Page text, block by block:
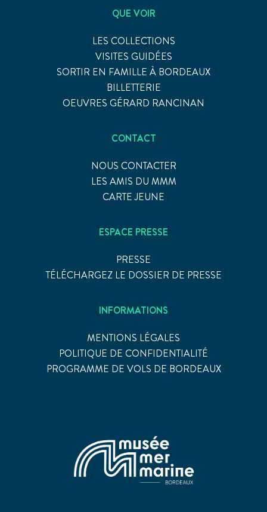
QUE VOIR
LES COLLECTIONS
VISITES GUIDÉES
SORTIR EN FAMILLE À BORDEAUX
BILLETTERIE
OEUVRES GÉRARD RANCINAN
CONTACT
NOUS CONTACTER
LES AMIS DU MMM
CARTE JEUNE
ESPACE PRESSE
PRESSE
TÉLÉCHARGEZ LE DOSSIER DE PRESSE
INFORMATIONS
MENTIONS LÉGALES
POLITIQUE DE CONFIDENTIALITÉ
PROGRAMME DE VOLS DE BORDEAUX